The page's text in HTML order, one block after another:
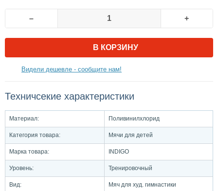
– +
В КОРЗИНУ
Видели дешевле - сообщите нам!
Техничсекие характеристики
Материал: Поливинилхлорид
Категория товара: Мячи для детей
Марка товара: INDIGO
Уровень: Тренировочный
Вид: Мяч для худ. гимнастики